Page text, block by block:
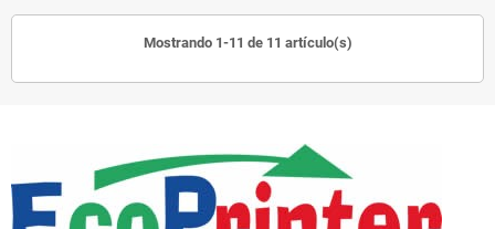
Mostrando 1-11 de 11 artículo(s)